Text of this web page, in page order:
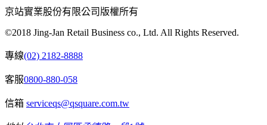
京站實業股份有限公司版權所有
©2018 Jing-Jan Retail Business co., Ltd. All Rights Reserved.
專線(02) 2182-8888
客服0800-880-058
信箱 serviceqs@qsquare.com.tw